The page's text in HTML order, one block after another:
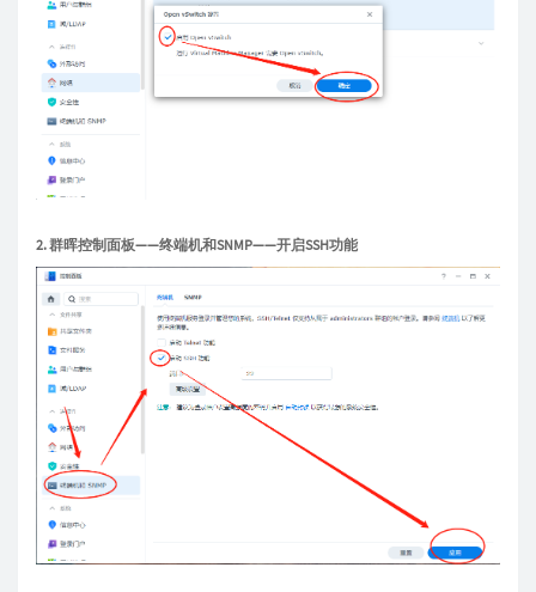
2. 群晖控制面板——终端机和SNMP——开启SSH功能